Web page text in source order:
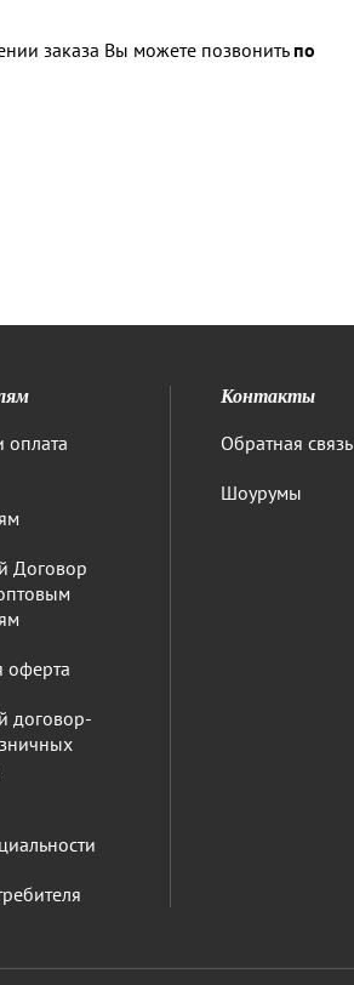
заказа Вы можете позвонитьпо
оплата
Договор
оферта
договор-
Контакты
Обратная связь
Шоурумы